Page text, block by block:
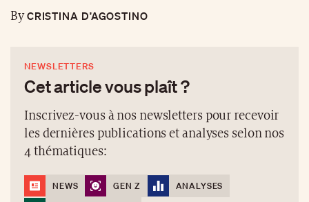
ByCRISTINA D’AGOSTINO
NEWSLETTERS
Cet article vous plaît ?
Inscrivez-vous à nos newsletters pour recevoir
les dernières publications et analyses selon nos
4 thématiques:
NEWS GEN Z
ANALYSES